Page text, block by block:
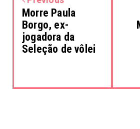
Morre Paula
Borgo, ex-
jogadora da
Seleção de vôlei